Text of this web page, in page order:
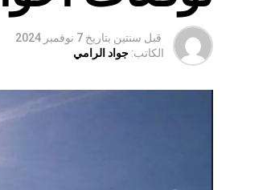
قبل سنتين بتاريخ 7 نوفمبر 2024
الكاتب: جواد الرامي